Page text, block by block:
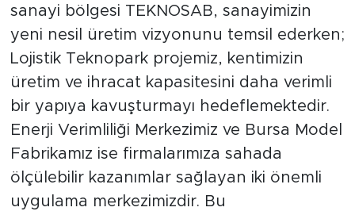
sanayi bölgesi TEKNOSAB, sanayimizin
yeni nesil üretim vizyonunu temsil ederken;
Lojistik Teknopark projemiz, kentimizin
üretim ve ihracat kapasitesini daha verimli
bir yapıya kavuşturmayı hedeflemektedir.
Enerji Verimliliği Merkezimiz ve Bursa Model
Fabrikamız ise firmalarımıza sahada
ölçülebilir kazanımlar sağlayan iki önemli
uygulama merkezimizdir. Bu